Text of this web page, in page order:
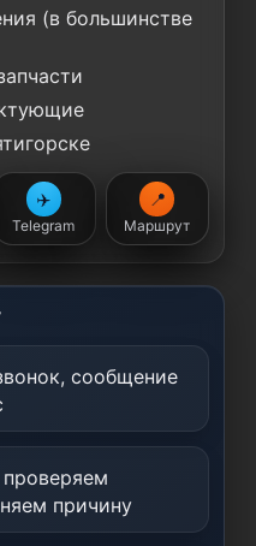
(в большинстве
✈️
Telegram
📍
Маршрут
сообщение
причину